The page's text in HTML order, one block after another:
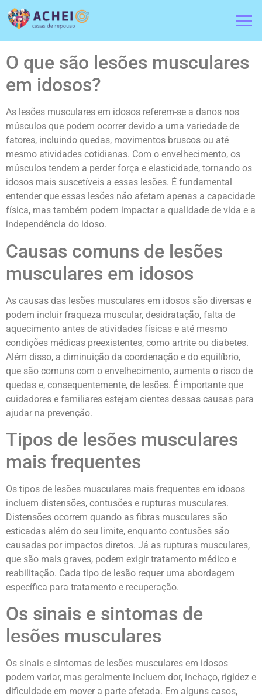
O que são lesões musculares
em idosos?
As lesões musculares em idosos referem-se a danos nos
músculos que podem ocorrer devido a uma variedade de
fatores, incluindo quedas, movimentos bruscos ou até
mesmo atividades cotidianas. Com o envelhecimento, os
músculos tendem a perder força e elasticidade, tornando os
idosos mais suscetíveis a essas lesões. É fundamental
entender que essas lesões não afetam apenas a capacidade
física, mas também podem impactar a qualidade de vida e a
independência do idoso.
Causas comuns de lesões
musculares em idosos
As causas das lesões musculares em idosos são diversas e
podem incluir fraqueza muscular, desidratação, falta de
aquecimento antes de atividades físicas e até mesmo
condições médicas preexistentes, como artrite ou diabetes.
Além disso, a diminuição da coordenação e do equilíbrio,
que são comuns com o envelhecimento, aumenta o risco de
quedas e, consequentemente, de lesões. É importante que
cuidadores e familiares estejam cientes dessas causas para
ajudar na prevenção.
Tipos de lesões musculares
mais frequentes
Os tipos de lesões musculares mais frequentes em idosos
incluem distensões, contusões e rupturas musculares.
Distensões ocorrem quando as fibras musculares são
esticadas além do seu limite, enquanto contusões são
causadas por impactos diretos. Já as rupturas musculares,
que são mais graves, podem exigir tratamento médico e
reabilitação. Cada tipo de lesão requer uma abordagem
específica para tratamento e recuperação.
Os sinais e sintomas de
lesões musculares
Os sinais e sintomas de lesões musculares em idosos
podem variar, mas geralmente incluem dor, inchaço, rigidez e
dificuldade em mover a parte afetada. Em alguns casos,